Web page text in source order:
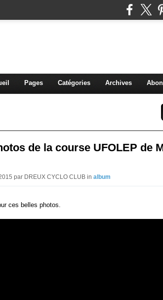
Pages Catégories Archives
de la course UFOLEP de
par DREUX CYCLO CLUB in album
ces belles photos.